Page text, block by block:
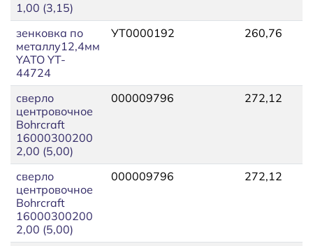
1,00 (3,15)
зенковка по
металлу12,4мм
YATO YT-
44724
УТ0000192 260,76
сверло
центровочное
Bohrcraft
16000300200
2,00 (5,00)
000009796 272,12
сверло
центровочное
Bohrcraft
16000300200
2,00 (5,00)
000009796 272,12